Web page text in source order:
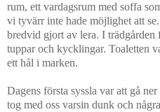
rum, ett vardagsrum med soffa
vi tyvärr inte hade möjlighet att
bredvid gjort av lera. I trädgården
tuppar och kycklingar. Toaletten
ett hål i marken.
Dagens första syssla var att gå
tog med oss varsin dunk och